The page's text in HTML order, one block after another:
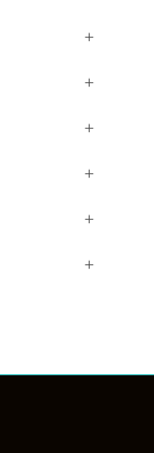
+
+
+
+
+
+